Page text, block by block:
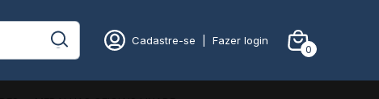
Cadastre-se Fazer login
0